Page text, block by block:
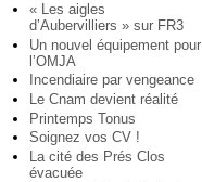
« Les aigles
d’Aubervilliers » sur FR3
Un nouvel équipement pour
l’OMJA
Incendiaire par vengeance
Le Cnam devient réalité
Printemps Tonus
Soignez vos CV !
La cité des Prés Clos
évacuée